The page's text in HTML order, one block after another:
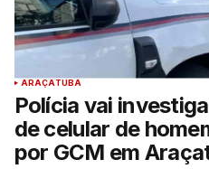
ARAÇATUBA
Polícia vai
de celular de
por GCM em